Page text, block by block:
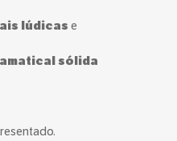
lúdicas e
sólida